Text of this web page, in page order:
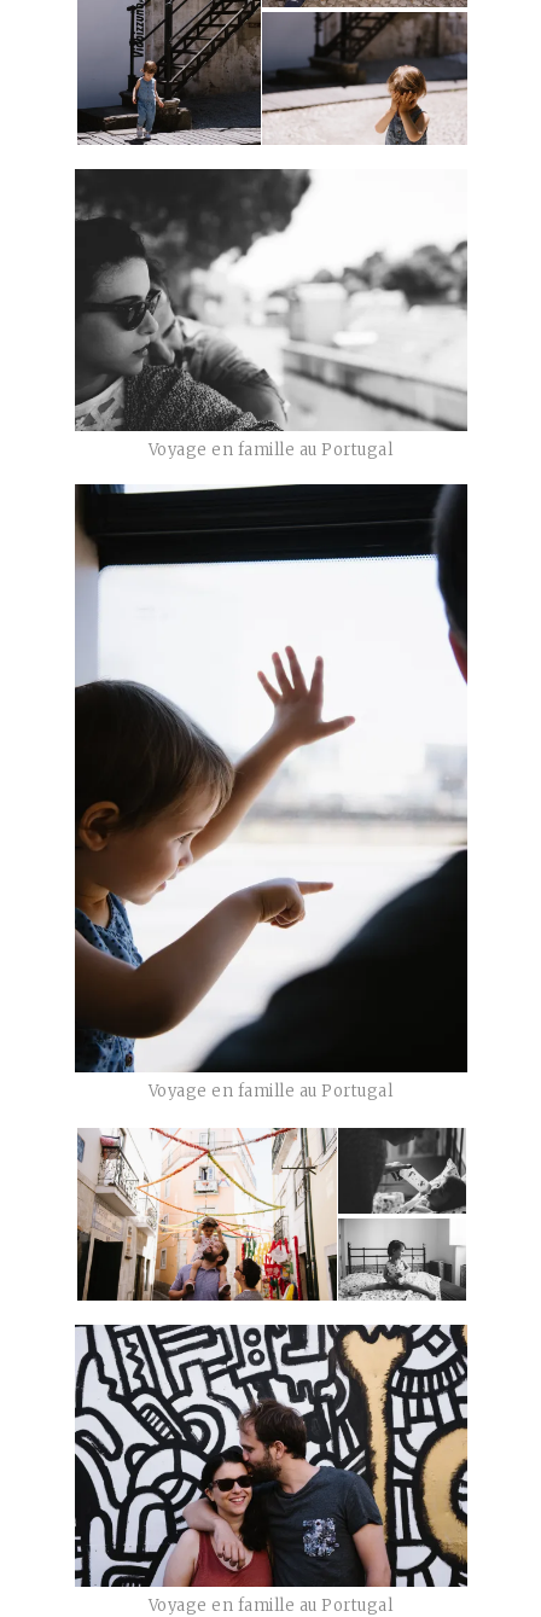
Voyage en famille au Portugal
Voyage en famille au Portugal
Voyage en famille au Portugal